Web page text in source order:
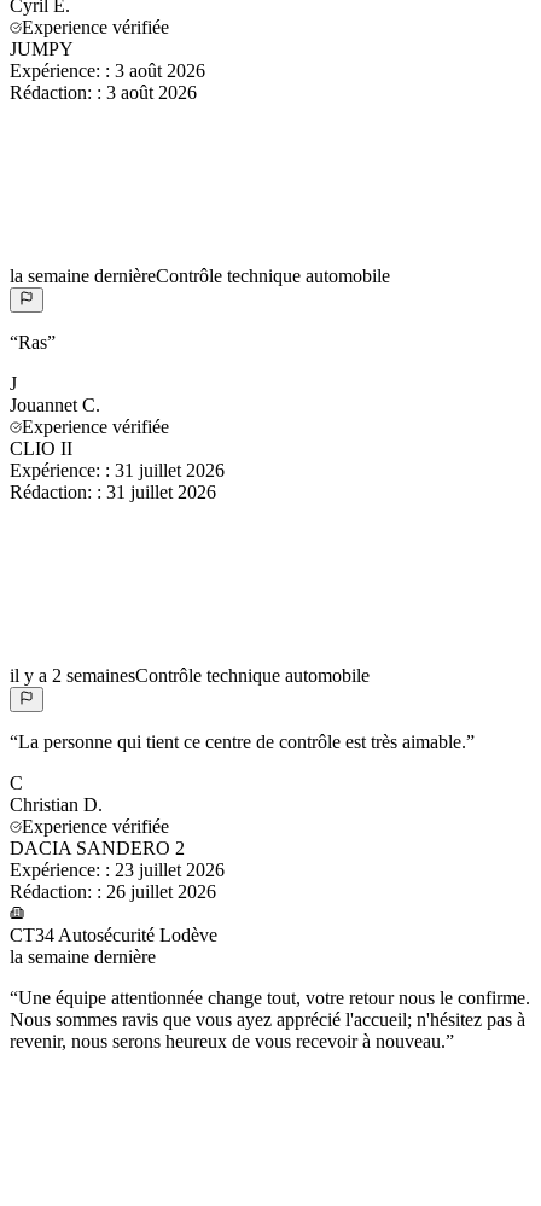
Cyril E.
Experience vérifiée
JUMPY
Expérience: : 3 août 2026
Rédaction: : 3 août 2026
la semaine dernièreContrôle technique automobile
“Ras”
J
Jouannet C.
Experience vérifiée
CLIO II
Expérience: : 31 juillet 2026
Rédaction: : 31 juillet 2026
il y a 2 semainesContrôle technique automobile
“La personne qui tient ce centre de contrôle est très aimable.”
C
Christian D.
Experience vérifiée
DACIA SANDERO 2
Expérience: : 23 juillet 2026
Rédaction: : 26 juillet 2026
CT34 Autosécurité Lodève
la semaine dernière
“Une équipe attentionnée change tout, votre retour nous le confirme.
Nous sommes ravis que vous ayez apprécié l'accueil; n'hésitez pas à
revenir, nous serons heureux de vous recevoir à nouveau.”